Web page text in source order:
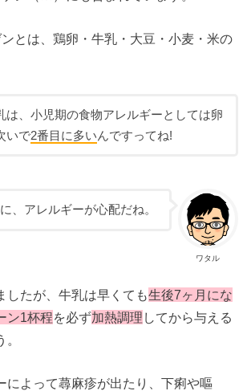
とは、鶏卵・牛乳・大豆・小麦・米の
は、小児期の食物アレルギーとしては卵
いで2番目に多いんですってね!
ワタル
、アレルギーが心配だね。
したが、牛乳は早くても生後7ヶ月にな
ン1杯程を必ず加熱調理 してから与える
によって蕁麻疹が出たり、下痢や嘔